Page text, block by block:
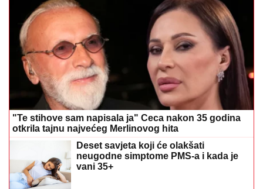
"Te stihove sam napisala ja" Ceca nakon 35 godina
otkrila tajnu najvećeg Merlinovog hita
Deset savjeta koji će olakšati
neugodne simptome PMS-a i kada je
vani 35+